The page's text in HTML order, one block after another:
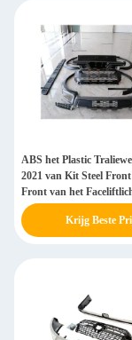
ABS het Plastic
2021 van Kit Steel
Front van het
Krijg Beste